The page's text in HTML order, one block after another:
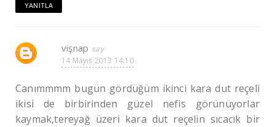
YANITLA
vişnap
14 Mayıs 2013 14:10
Canımmmm bugün gördüğüm ikinci kara dut reçeli
ikisi de birbirinden güzel nefis görünüyorlar
kaymak,tereyağ üzeri kara dut reçelin sıcacık bir